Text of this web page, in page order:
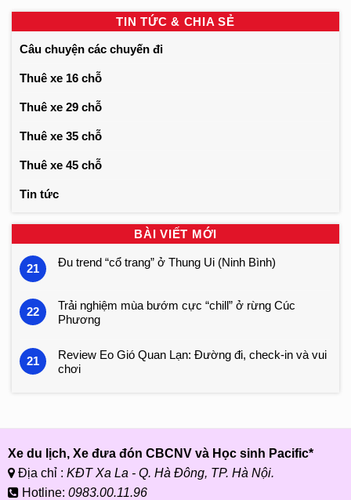
TIN TỨC & CHIA SẺ
Câu chuyện các chuyến đi
Thuê xe 16 chỗ
Thuê xe 29 chỗ
Thuê xe 35 chỗ
Thuê xe 45 chỗ
Tin tức
BÀI VIẾT MỚI
21 Đu trend “cổ trang” ở Thung Ui (Ninh Bình)
22
Trải nghiệm mùa bướm cực “chill” ở rừng Cúc
Phương
21
Review Eo Gió Quan Lạn: Đường đi, check-in và vui
chơi
Xe du lịch, Xe đưa đón CBCNV và Học sinh Pacific*
Địa chỉ : KĐT Xa La - Q. Hà Đông, TP. Hà Nội.
Hotline: 0983.00.11.96